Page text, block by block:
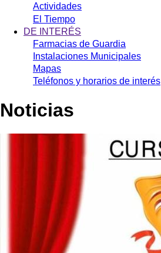
navegación
Actividades
El Tiempo
DE INTERÉS
Farmacias de Guardia
Instalaciones Municipales
Mapas
Teléfonos y horarios de interés
Noticias